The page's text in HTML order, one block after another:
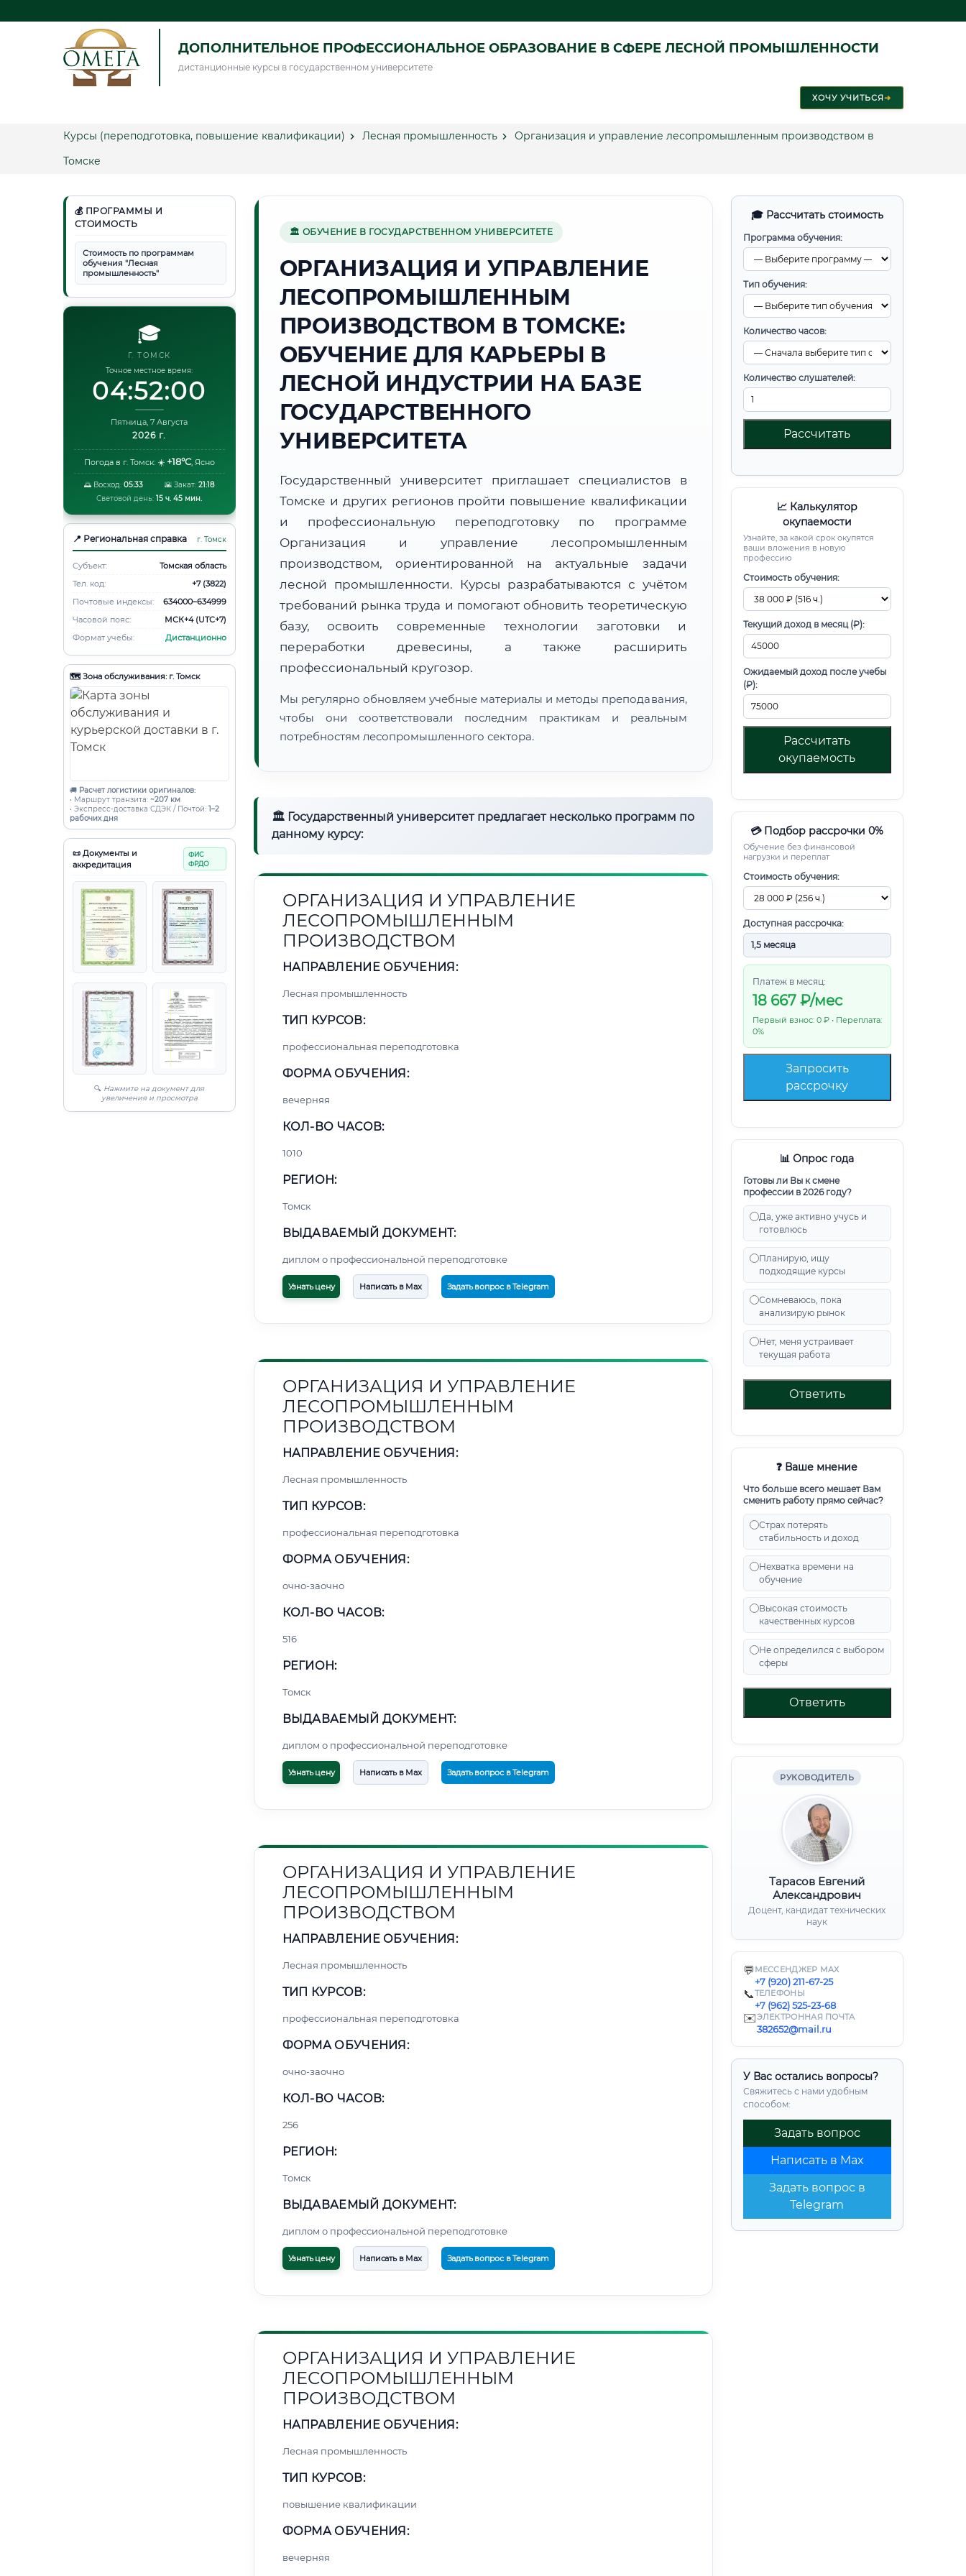
ДОПОЛНИТЕЛЬНОЕ ПРОФЕССИОНАЛЬНОЕ ОБРАЗОВАНИЕ В СФЕРЕ ЛЕСНОЙ ПРОМЫШЛЕННОСТИ
дистанционные курсы в государственном университете
ХОЧУ УЧИТЬСЯ➜
Курсы (переподготовка, повышение квалификации) Лесная промышленность
Организация и управление лесопромышленным производством в
Томске
💰 ПРОГРАММЫ И
СТОИМОСТЬ
Стоимость по программам
обучения "Лесная
промышленность"
🎓
Г. ТОМСК
Точное местное время:
04:52:01
Пятница, 7 Августа
2026 г.
Погода в г. Томск: ☀️ +18°C, Ясно
🌅 Восход:05:33 🌇 Закат: 21:18
Световой день: 15 ч. 45 мин.
📍 Региональная справка г. Томск
Субъект:
Томская область
Тел. код:
+7 (3822)
Почтовые индексы:
634000–634999
Часовой пояс:
МСК+4 (UTC+7)
Формат учебы:
Дистанционно
🗺️ Зона обслуживания: г. Томск
🚚 Расчет логистики оригиналов:
• Маршрут транзита: ~207 км
• Экспресс-доставка СДЭК / Почтой: 1–2
рабочих дня
📜 Документы и
аккредитация
ФИС
ФРДО
🔍 Нажмите на документ для
увеличения и просмотра
🎓 Рассчитать стоимость
Программа обучения:
Тип обучения:
Количество часов:
Количество слушателей:
Рассчитать
📈 Калькулятор
окупаемости
Узнайте, за какой срок окупятся
ваши вложения в новую
профессию
Стоимость обучения:
Текущий доход в месяц (₽):
Ожидаемый доход после учебы
(₽):
Рассчитать
окупаемость
💳 Подбор рассрочки 0%
Обучение без финансовой
нагрузки и переплат
Стоимость обучения:
Доступная рассрочка:
Платеж в месяц:
18 667₽/мес
Первый взнос: 0 ₽ • Переплата:
0%
Запросить
рассрочку
📊 Опрос года
Готовы ли Вы к смене
профессии в 2026 году?
Да, уже активно учусь и
готовлюсь
Планирую, ищу
подходящие курсы
Сомневаюсь, пока
анализирую рынок
Нет, меня устраивает
текущая работа
Ответить
❓ Ваше мнение
Что больше всего мешает Вам
сменить работу прямо сейчас?
Страх потерять
стабильность и доход
Нехватка времени на
обучение
Высокая стоимость
качественных курсов
Не определился с выбором
сферы
Ответить
РУКОВОДИТЕЛЬ
Тарасов Евгений
Александрович
Доцент, кандидат технических
наук
💬 МЕССЕНДЖЕР MAX
+7 (920) 211-67-25
📞ТЕЛЕФОНЫ
+7 (962) 525-23-68
✉️ЭЛЕКТРОННАЯ ПОЧТА
382652@mail.ru
У Вас остались вопросы?
Свяжитесь с нами удобным
способом:
Задать вопрос
Написать в Max
Задать вопрос в
Telegram
🏛 ОБУЧЕНИЕ В ГОСУДАРСТВЕННОМ УНИВЕРСИТЕТЕ
ОРГАНИЗАЦИЯ И УПРАВЛЕНИЕ
ЛЕСОПРОМЫШЛЕННЫМ
ПРОИЗВОДСТВОМ В ТОМСКЕ:
ОБУЧЕНИЕ ДЛЯ КАРЬЕРЫ В
ЛЕСНОЙ ИНДУСТРИИ НА БАЗЕ
ГОСУДАРСТВЕННОГО
УНИВЕРСИТЕТА
Государственный университет приглашает специалистов в
Томске и других регионов пройти повышение квалификации
и профессиональную переподготовку по программе
Организация и управление лесопромышленным
производством, ориентированной на актуальные задачи
лесной промышленности. Курсы разрабатываются с учётом
требований рынка труда и помогают обновить теоретическую
базу, освоить современные технологии заготовки и
переработки древесины, а также расширить
профессиональный кругозор.
Мы регулярно обновляем учебные материалы и методы преподавания,
чтобы они соответствовали последним практикам и реальным
потребностям лесопромышленного сектора.
🏛 Государственный университет предлагает несколько программ по
данному курсу:
ОРГАНИЗАЦИЯ И УПРАВЛЕНИЕ
ЛЕСОПРОМЫШЛЕННЫМ
ПРОИЗВОДСТВОМ
НАПРАВЛЕНИЕ ОБУЧЕНИЯ:
Лесная промышленность
ТИП КУРСОВ:
профессиональная переподготовка
ФОРМА ОБУЧЕНИЯ:
вечерняя
КОЛ-ВО ЧАСОВ:
1010
РЕГИОН:
Томск
ВЫДАВАЕМЫЙ ДОКУМЕНТ:
диплом о профессиональной переподготовке
Узнать цену Написать в Max Задать вопрос в Telegram
ОРГАНИЗАЦИЯ И УПРАВЛЕНИЕ
ЛЕСОПРОМЫШЛЕННЫМ
ПРОИЗВОДСТВОМ
НАПРАВЛЕНИЕ ОБУЧЕНИЯ:
Лесная промышленность
ТИП КУРСОВ:
профессиональная переподготовка
ФОРМА ОБУЧЕНИЯ:
очно-заочно
КОЛ-ВО ЧАСОВ:
516
РЕГИОН:
Томск
ВЫДАВАЕМЫЙ ДОКУМЕНТ:
диплом о профессиональной переподготовке
Узнать цену Написать в Max Задать вопрос в Telegram
ОРГАНИЗАЦИЯ И УПРАВЛЕНИЕ
ЛЕСОПРОМЫШЛЕННЫМ
ПРОИЗВОДСТВОМ
НАПРАВЛЕНИЕ ОБУЧЕНИЯ:
Лесная промышленность
ТИП КУРСОВ:
профессиональная переподготовка
ФОРМА ОБУЧЕНИЯ:
очно-заочно
КОЛ-ВО ЧАСОВ:
256
РЕГИОН:
Томск
ВЫДАВАЕМЫЙ ДОКУМЕНТ:
диплом о профессиональной переподготовке
Узнать цену Написать в Max Задать вопрос в Telegram
ОРГАНИЗАЦИЯ И УПРАВЛЕНИЕ
ЛЕСОПРОМЫШЛЕННЫМ
ПРОИЗВОДСТВОМ
НАПРАВЛЕНИЕ ОБУЧЕНИЯ:
Лесная промышленность
ТИП КУРСОВ:
повышение квалификации
ФОРМА ОБУЧЕНИЯ:
вечерняя